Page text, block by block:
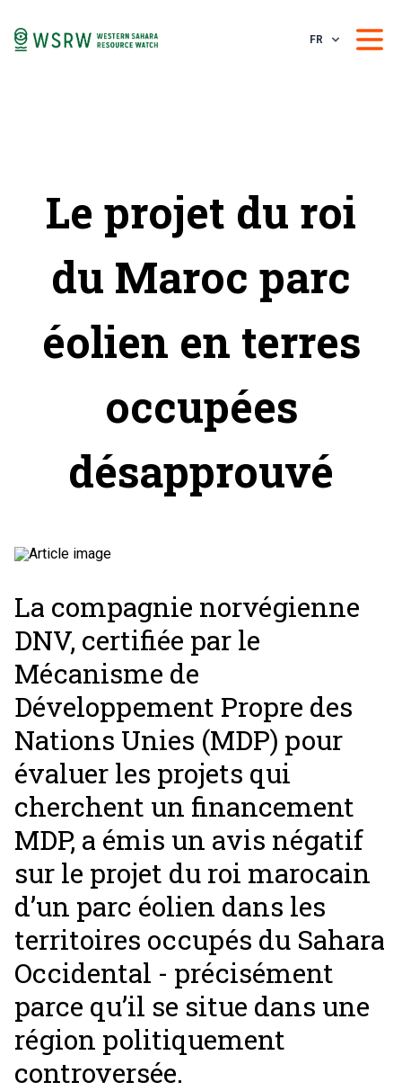
FR
Le projet du roi
du Maroc parc
éolien en terres
occupées
désapprouvé
La compagnie norvégienne
DNV, certifiée par le
Mécanisme de
Développement Propre des
Nations Unies (MDP) pour
évaluer les projets qui
cherchent un financement
MDP, a émis un avis négatif
sur le projet du roi marocain
d’un parc éolien dans les
territoires occupés du Sahara
Occidental - précisément
parce qu’il se situe dans une
région politiquement
controversée.